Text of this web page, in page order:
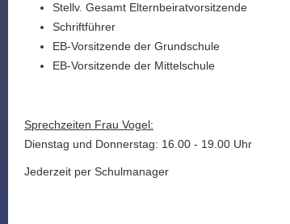
Stellv. Gesamt Elternbeiratvorsitzende
Schriftführer
EB-Vorsitzende der Grundschule
EB-Vorsitzende der Mittelschule
Sprechzeiten Frau Vogel:
Dienstag und Donnerstag: 16.00 - 19.00 Uhr
Jederzeit per Schulmanager